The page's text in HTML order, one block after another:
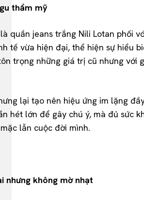
thẩm mỹ
quần jeans trắng Nili Lotan phối
tế vừa hiện đại, thể hiện sự hiểu
trọng những giá trị cũ nhưng
lại tạo nên hiệu ứng im lặng
hét lớn để gây chú ý, mà đủ sức
lẫn cuộc đời mình.
nhưng không mờ nhạt